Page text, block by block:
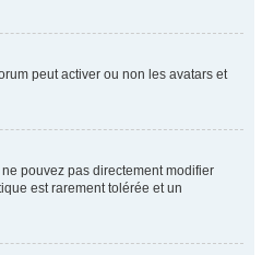
peut activer ou non les avatars et
pouvez pas directement modifier
est rarement tolérée et un